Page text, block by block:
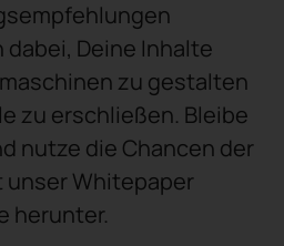
Deine Inhalte
zu gestalten
zu erschließen. Bleibe
nutze die Chancen der
Whitepaper
herunter.